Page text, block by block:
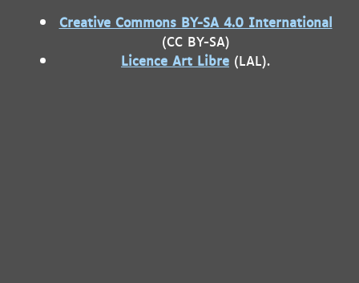
Creative Commons BY-SA 4.0 International
(CC BY-SA)
Licence Art Libre (LAL).